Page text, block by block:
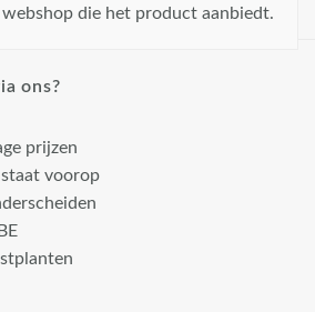
die het product aanbiedt.
ons?
prijzen
voorop